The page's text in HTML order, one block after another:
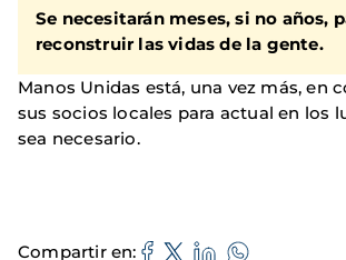
Se necesitarán meses, si no años,
reconstruir las vidas de la gente.
Manos Unidas está, una vez más, en
sus socios locales para actual en los
sea necesario.
Compartir en